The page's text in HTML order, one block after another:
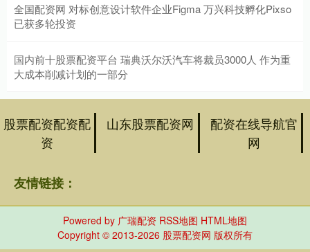
全国配资网 对标创意设计软件企业Figma 万兴科技孵化Pixso
已获多轮投资
国内前十股票配资平台 瑞典沃尔沃汽车将裁员3000人 作为重
大成本削减计划的一部分
股票配资配资配
资
山东股票配资网
配资在线导航官
网
友情链接：
Powered by 广瑞配资 RSS地图 HTML地图
Copyright © 2013-2026 股票配资网 版权所有